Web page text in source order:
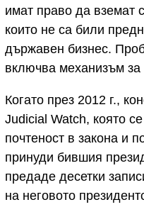
имат право да вземат
които не са били
държавен бизнес.
включва механизъм за
Когато през 2012 г.,
Judicial Watch, която
почтеност в закона и
принуди бившия
предаде десетки
на неговото